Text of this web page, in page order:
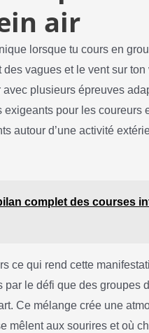
air
lorsque tu cours en
vagues et le vent sur
plusieurs épreuves
pour les coureurs
autour d’une activité
complet des courses
ce qui rend cette
le défi que des groupes
Ce mélange crée une
mêlent aux sourires et où